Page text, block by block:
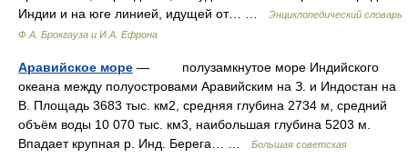
Индии и на юге линией, идущей от… …
Энциклопедический словарь
Ф.А. Брокгауза и И.А. Ефрона
Аравийское море — полузамкнутое море Индийского
океана между полуостровами Аравийским на З. и Индостан на
В. Площадь 3683 тыс. км2, средняя глубина 2734 м, средний
объём воды 10 070 тыс. км3, наибольшая глубина 5203 м.
Впадает крупная р. Инд. Берега… …
Большая советская